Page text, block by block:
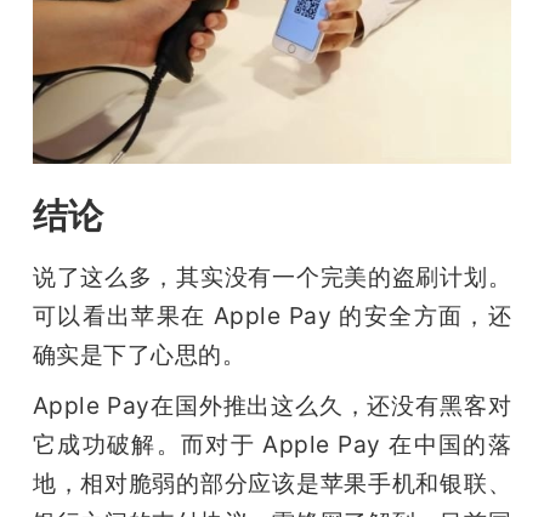
结论
说了这么多，其实没有一个完美的盗刷计划。
可以看出苹果在 Apple Pay 的安全方面，还
确实是下了心思的。
Apple Pay在国外推出这么久，还没有黑客对
它成功破解。而对于 Apple Pay 在中国的落
地，相对脆弱的部分应该是苹果手机和银联、